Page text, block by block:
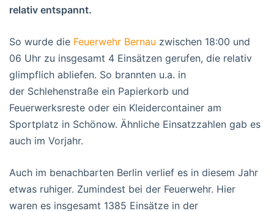
relativ entspannt.
So wurde die Feuerwehr Bernau zwischen 18:00 und
06 Uhr zu insgesamt 4 Einsätzen gerufen, die relativ
glimpflich abliefen. So brannten u.a. in
der Schlehenstraße ein Papierkorb und
Feuerwerksreste oder ein Kleidercontainer am
Sportplatz in Schönow. Ähnliche Einsatzzahlen gab es
auch im Vorjahr.
Auch im benachbarten Berlin verlief es in diesem Jahr
etwas ruhiger. Zumindest bei der Feuerwehr. Hier
waren es insgesamt 1385 Einsätze in der